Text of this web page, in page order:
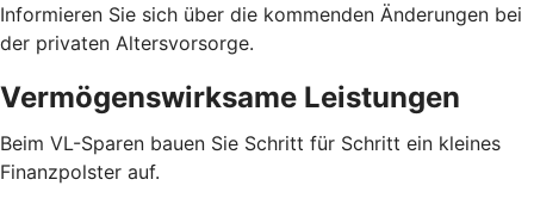
Informieren Sie sich über die kommenden Änderungen bei
der privaten Altersvorsorge.
Vermögenswirksame Leistungen
Beim VL-Sparen bauen Sie Schritt für Schritt ein kleines
Finanzpolster auf.